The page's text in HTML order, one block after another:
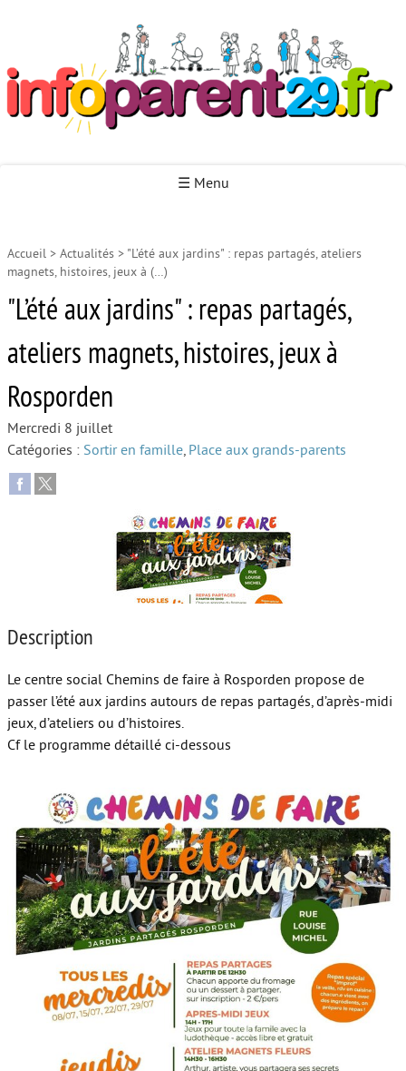
☰ Menu
Accueil
Autour de la petite enfance
Autour de l’enfance
Face au deuil
Sortir en famille
Place aux grands-parents
Accueil > Actualités > "L’été aux jardins" : repas partagés, ateliers
magnets, histoires, jeux à (…)
"L’été aux jardins" : repas partagés,
ateliers magnets, histoires, jeux à
Rosporden
Mercredi 8 juillet
Catégories : Sortir en famille, Place aux grands-parents
Description
Le centre social Chemins de faire à Rosporden propose de
passer l’été aux jardins autours de repas partagés, d’après-midi
jeux, d’ateliers ou d’histoires.
Cf le programme détaillé ci-dessous